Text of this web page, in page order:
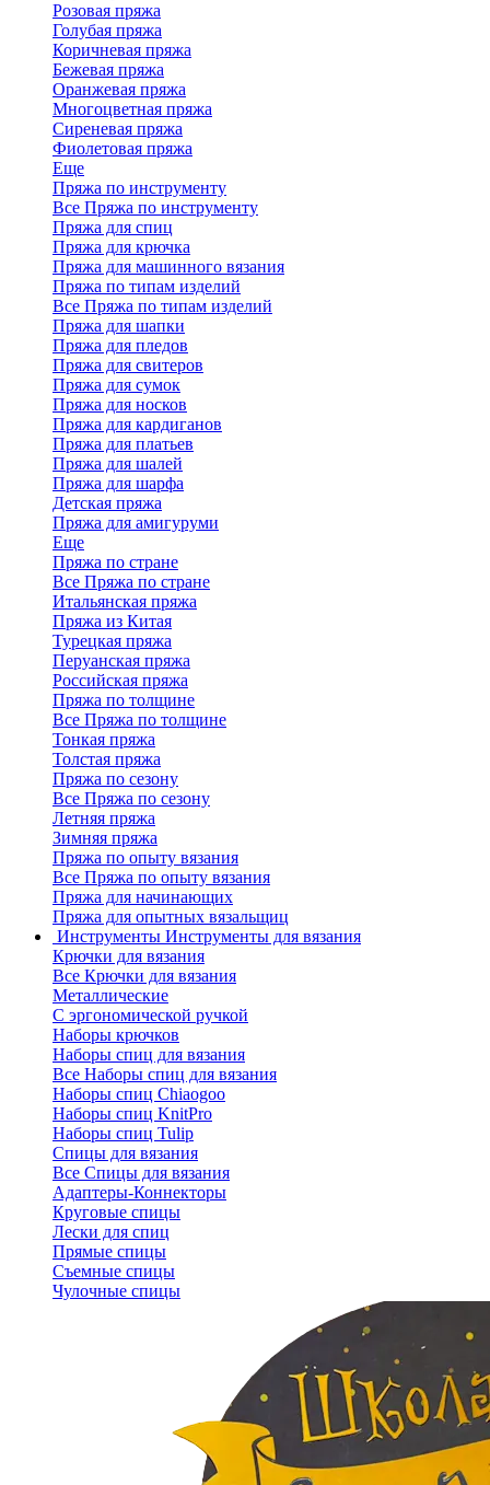
Розовая пряжа
Голубая пряжа
Коричневая пряжа
Бежевая пряжа
Оранжевая пряжа
Многоцветная пряжа
Сиреневая пряжа
Фиолетовая пряжа
Еще
Пряжа по инструменту
Все Пряжа по инструменту
Пряжа для спиц
Пряжа для крючка
Пряжа для машинного вязания
Пряжа по типам изделий
Все Пряжа по типам изделий
Пряжа для шапки
Пряжа для пледов
Пряжа для свитеров
Пряжа для сумок
Пряжа для носков
Пряжа для кардиганов
Пряжа для платьев
Пряжа для шалей
Пряжа для шарфа
Детская пряжа
Пряжа для амигуруми
Еще
Пряжа по стране
Все Пряжа по стране
Итальянская пряжа
Пряжа из Китая
Турецкая пряжа
Перуанская пряжа
Российская пряжа
Пряжа по толщине
Все Пряжа по толщине
Тонкая пряжа
Толстая пряжа
Пряжа по сезону
Все Пряжа по сезону
Летняя пряжа
Зимняя пряжа
Пряжа по опыту вязания
Все Пряжа по опыту вязания
Пряжа для начинающих
Пряжа для опытных вязальщиц
Инструменты Инструменты для вязания
Крючки для вязания
Все Крючки для вязания
Металлические
С эргономической ручкой
Наборы крючков
Наборы спиц для вязания
Все Наборы спиц для вязания
Наборы спиц Chiaogoo
Наборы спиц KnitPro
Наборы спиц Tulip
Спицы для вязания
Все Спицы для вязания
Адаптеры-Коннекторы
Круговые спицы
Лески для спиц
Прямые спицы
Съемные спицы
Чулочные спицы